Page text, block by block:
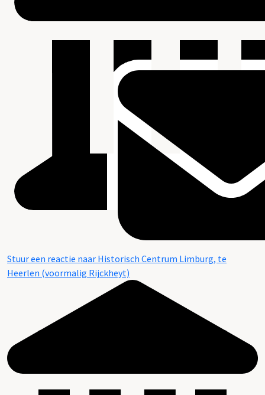
Stuur een reactie naar Historisch Centrum Limburg, te
Heerlen (voormalig Rijckheyt)